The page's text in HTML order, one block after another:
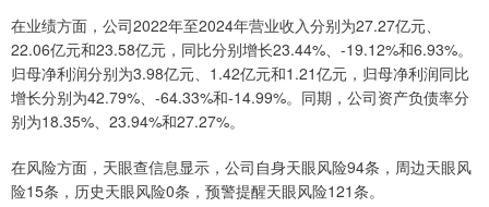
在业绩方面，公司2022年至2024年营业收入分别为27.27亿元、
22.06亿元和23.58亿元，同比分别增长23.44%、-19.12%和6.93%。
归母净利润分别为3.98亿元、1.42亿元和1.21亿元，归母净利润同比
增长分别为42.79%、-64.33%和-14.99%。同期，公司资产负债率分
别为18.35%、23.94%和27.27%。
在风险方面，天眼查信息显示，公司自身天眼风险94条，周边天眼风
险15条，历史天眼风险0条，预警提醒天眼风险121条。